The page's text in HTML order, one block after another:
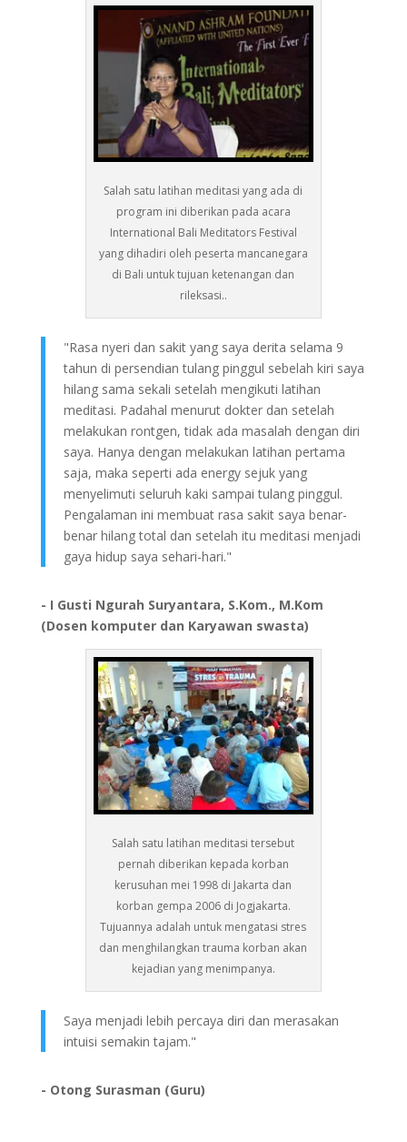
Salah satu latihan meditasi yang ada di
program ini diberikan pada acara
International Bali Meditators Festival
yang dihadiri oleh peserta mancanegara
di Bali untuk tujuan ketenangan dan
rileksasi..
"Rasa nyeri dan sakit yang saya derita selama 9
tahun di persendian tulang pinggul sebelah kiri saya
hilang sama sekali setelah mengikuti latihan
meditasi. Padahal menurut dokter dan setelah
melakukan rontgen, tidak ada masalah dengan diri
saya. Hanya dengan melakukan latihan pertama
saja, maka seperti ada energy sejuk yang
menyelimuti seluruh kaki sampai tulang pinggul.
Pengalaman ini membuat rasa sakit saya benar-
benar hilang total dan setelah itu meditasi menjadi
gaya hidup saya sehari-hari."
- I Gusti Ngurah Suryantara, S.Kom., M.Kom
(Dosen komputer dan Karyawan swasta)
Salah satu latihan meditasi tersebut
pernah diberikan kepada korban
kerusuhan mei 1998 di Jakarta dan
korban gempa 2006 di Jogjakarta.
Tujuannya adalah untuk mengatasi stres
dan menghilangkan trauma korban akan
kejadian yang menimpanya.
Saya menjadi lebih percaya diri dan merasakan
intuisi semakin tajam."
- Otong Surasman (Guru)